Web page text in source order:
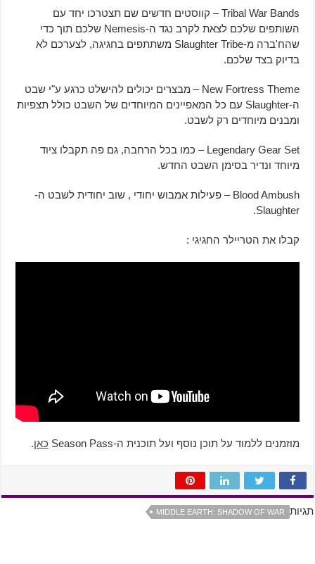
Tribal War Bands – קווסטים חדשים שם תצטרכו יחד עם
השותפים שלכם לצאת לקרב נגד ה-Nemesis שלכם תוך כדי
שהח'ברה מ-Slaughter Tribe משתתפים בחגיגה, לצערכם לא
בדיוק בצד שלכם.
New Fortress Theme – מבצרים יכולים להישלט כרגע ע"י שבט
ה-Slaughter עם כל המאפיינים המיוחדים של השבט כולל תצפיות
ומבנים מיוחדים רק לשבט.
Legendary Gear Set – כמו בכל הרחבה, גם פה תקבלו ציוד
מיוחד ונדיר בסימן השבט החדש.
Blood Ambush – פעילות אמבוש יחודי , שוב יחודית לשבט ה-
Slaughter.
קבלו את הטריילר החגיגי :
מוזמנים ללמוד על תוכן נוסף ועל תוכנית ה-Season Pass כאן.
תגיות MIDDLE EARTH: SHADOW OF WAR